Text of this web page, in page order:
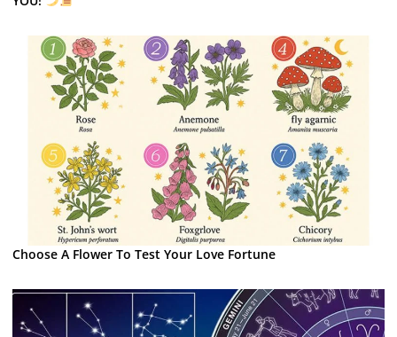
Choose A Flower To Test Your Love Fortune